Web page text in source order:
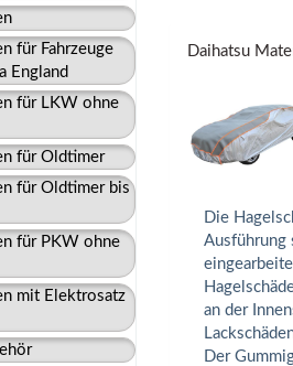
für Fahrzeuge
England
für LKW ohne
für Oldtimer
für Oldtimer bis
für PKW ohne
mit Elektrosatz
Daihatsu
Die
Ausführung
an der
Der